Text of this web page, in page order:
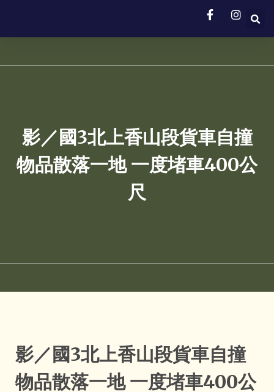
影／國3北上香山段貨車自撞
物品散落一地 一度堵車400公
尺
影／國3北上香山段貨車自撞
物品散落一地 一度堵車400公